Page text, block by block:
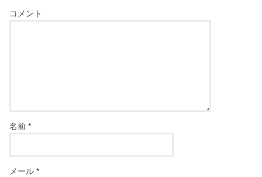
コメント
名前*
メール*